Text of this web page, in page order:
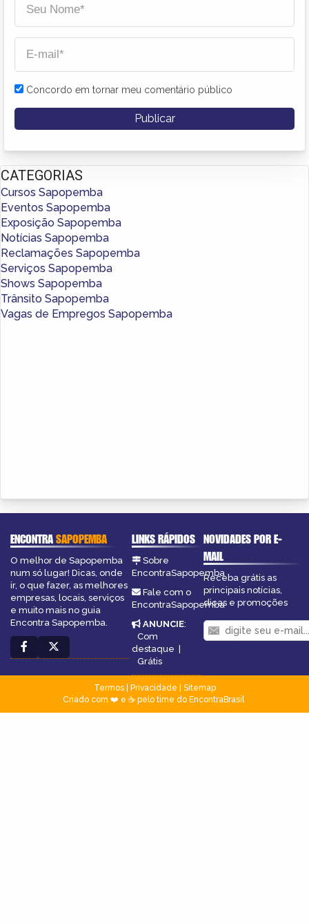
Concordo em tornar meu comentário público
CATEGORIAS
Cursos Sapopemba
Eventos Sapopemba
Exposição Sapopemba
Notícias Sapopemba
Reclamações Sapopemba
Serviços Sapopemba
Shows Sapopemba
Trânsito Sapopemba
Vagas de Empregos Sapopemba
ENCONTRASAPOPEMBA
O melhor de Sapopemba
num só lugar! Dicas, onde
ir, o que fazer, as melhores
empresas, locais, serviços
e muito mais no guia
Encontra Sapopemba.
LINKS RÁPIDOS
Sobre
EncontraSapopemba
Fale com o
EncontraSapopemba
ANUNCIE:
Com
destaque
Grátis
NOVIDADES POR E-
MAIL
Receba grátis as
principais notícias,
dicas e promoções
Termos| Privacidade
Sitemap
Criado com ❤️ e ☕ pelo time do EncontraBrasil